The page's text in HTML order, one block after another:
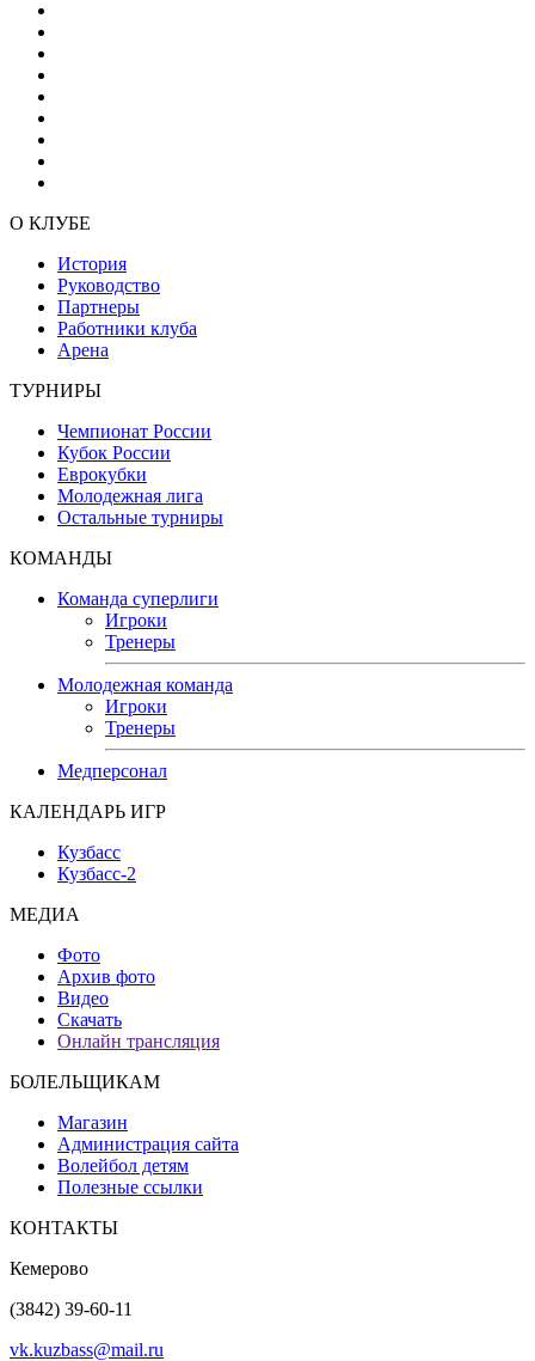
О КЛУБЕ
История
Руководство
Партнеры
Работники клуба
Арена
ТУРНИРЫ
Чемпионат России
Кубок России
Еврокубки
Молодежная лига
Остальные турниры
КОМАНДЫ
Команда суперлиги
Игроки
Тренеры
Молодежная команда
Игроки
Тренеры
Медперсонал
КАЛЕНДАРЬ ИГР
Кузбасс
Кузбасс-2
МЕДИА
Фото
Архив фото
Видео
Скачать
Онлайн трансляция
БОЛЕЛЬЩИКАМ
Магазин
Администрация сайта
Волейбол детям
Полезные ссылки
КОНТАКТЫ
Кемерово
(3842) 39-60-11
vk.kuzbass@mail.ru